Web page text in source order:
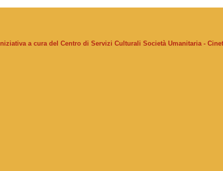
Iniziativa a cura del Centro di Servizi Culturali Società Umanitaria -